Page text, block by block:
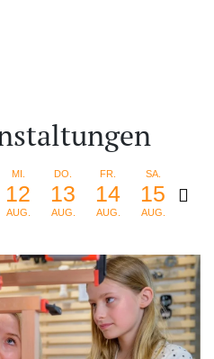
MI.
12
AUG.
DO.
13
AUG.
FR.
14
AUG.
SA.
15
AUG.
16